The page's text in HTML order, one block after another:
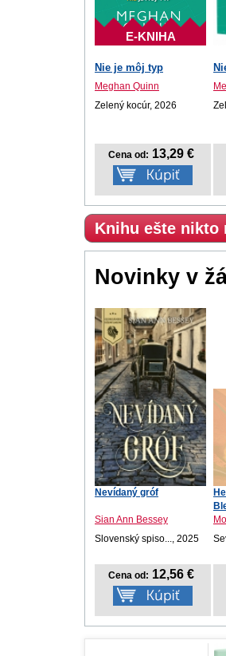
E-KNIHA
Nie je môj typ
Meghan Quinn
Zelený kocúr, 2026
Cena od: 13,29 €
Knihu ešte nikto
Novinky v
Nevídaný gróf
Sian Ann Bessey
Slovenský spiso..., 2025
Cena od: 12,56 €